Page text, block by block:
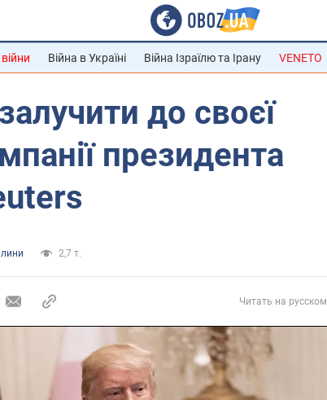
війни Війна в Україні Війна Ізраїлю та Ірану VENETO
до своєї
президента
2,7 т.
Читать на русском